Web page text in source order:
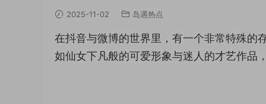
2025-11-02 岛遇热点
在抖音与微博的世界里，有一个非常特殊的
如仙女下凡般的可爱形象与迷人的才艺作品